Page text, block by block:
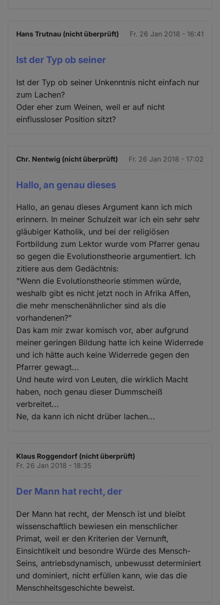
Hans Trutnau (nicht überprüft) Fr. 26 Jan 2018 - 16:41
Ist der Typ ob seiner
Ist der Typ ob seiner Unkenntnis nicht einfach nur
zum Lachen?
Oder eher zum Weinen, weil er auf nicht
einflussloser Position sitzt?
Chr. Nentwig (nicht überprüft) Fr. 26 Jan 2018 - 17:02
Hallo, an genau dieses
Hallo, an genau dieses Argument kann ich mich
erinnern. In meiner Schulzeit war ich ein sehr sehr
gläubiger Katholik, und bei der religiösen
Fortbildung zum Lektor wurde vom Pfarrer genau
so gegen die Evolutionstheorie argumentiert. Ich
zitiere aus dem Gedächtnis:
"Wenn die Evolutionstheorie stimmen würde,
weshalb gibt es nicht jetzt noch in Afrika Affen,
die mehr menschenähnlicher sind als die
vorhandenen?"
Das kam mir zwar komisch vor, aber aufgrund
meiner geringen Bildung hatte ich keine Widerrede
und ich hätte auch keine Widerrede gegen den
Pfarrer gewagt...
Und heute wird von Leuten, die wirklich Macht
haben, noch genau dieser Dummscheiß
verbreitet...
Ne, da kann ich nicht drüber lachen...
Klaus Roggendorf (nicht überprüft)
Fr. 26 Jan 2018 - 18:35
Der Mann hat recht, der
Der Mann hat recht, der Mensch ist und bleibt
wissenschaftlich bewiesen ein menschlicher
Primat, weil er den Kriterien der Vernunft,
Einsichtikeit und besondre Würde des Mensch-
Seins, antriebsdynamisch, unbewusst determiniert
und dominiert, nicht erfüllen kann, wie das die
Menschheitsgeschichte beweist.